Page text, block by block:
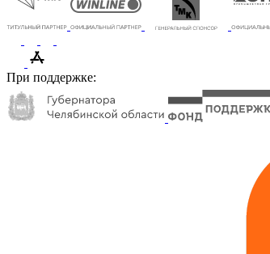
При поддержке: